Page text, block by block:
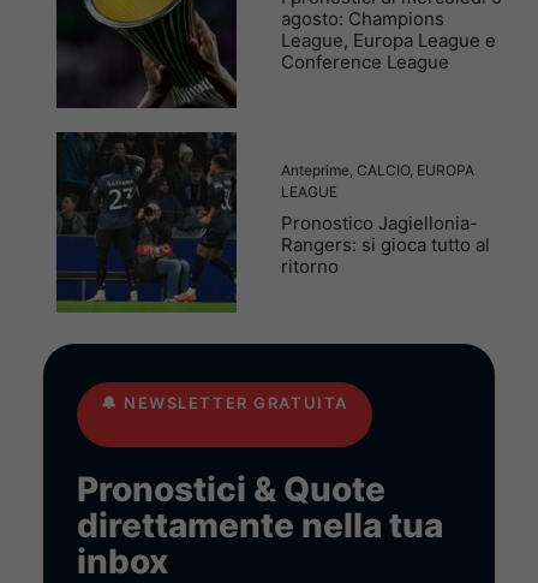
agosto: Champions
League, Europa League e
Conference League
Anteprime, CALCIO, EUROPA
LEAGUE
Pronostico Jagiellonia-
Rangers: si gioca tutto al
ritorno
🔔 NEWSLETTER GRATUITA
Pronostici & Quote
direttamente nella tua
inbox